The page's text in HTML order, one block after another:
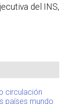
del INS,